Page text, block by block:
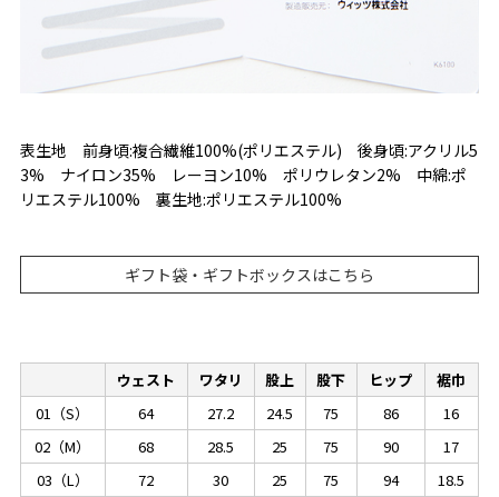
表生地 前身頃:複合繊維100%(ポリエステル) 後身頃:アクリル5
3% ナイロン35% レーヨン10% ポリウレタン2% 中綿:ポ
リエステル100% 裏生地:ポリエステル100%
ギフト袋・ギフトボックスはこちら
ウェスト ワタリ 股上 股下 ヒップ
裾巾
01（S）
64 27.2 24.5 75 86
16
02（M）
68 28.5 25 75 90
17
03（L）
72 30 25 75 94
18.5